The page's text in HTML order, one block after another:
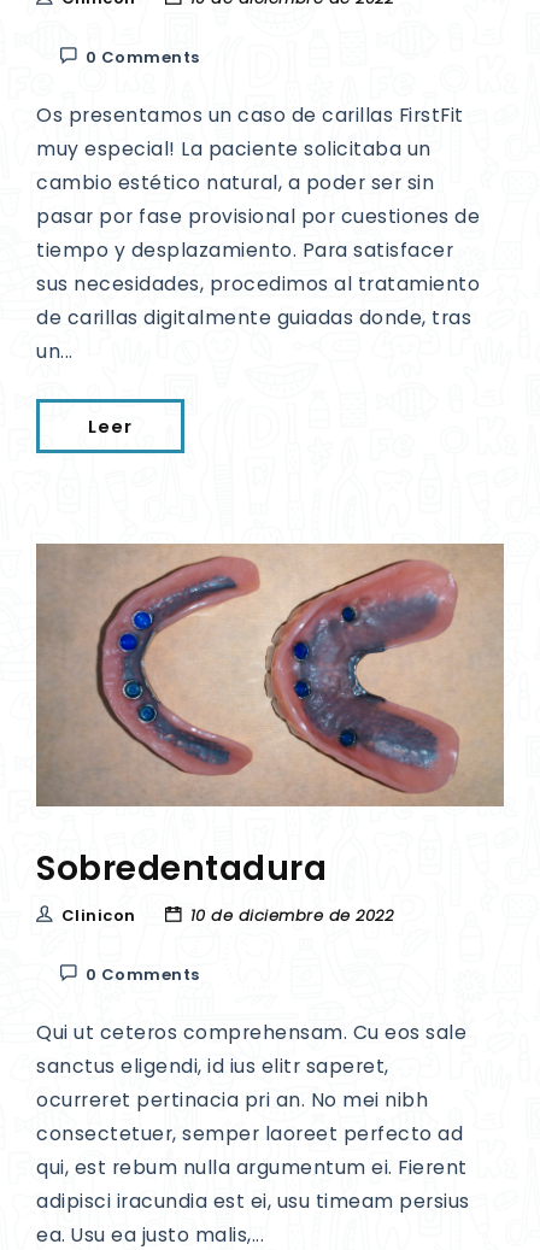
0 Comments
Os presentamos un caso de carillas FirstFit
muy especial! La paciente solicitaba un
cambio estético natural, a poder ser sin
pasar por fase provisional por cuestiones de
tiempo y desplazamiento. Para satisfacer
sus necesidades, procedimos al tratamiento
de carillas digitalmente guiadas donde, tras
un...
Leer
Sobredentadura
Clinicon 10 de diciembre de 2022
0 Comments
Qui ut ceteros comprehensam. Cu eos sale
sanctus eligendi, id ius elitr saperet,
ocurreret pertinacia pri an. No mei nibh
consectetuer, semper laoreet perfecto ad
qui, est rebum nulla argumentum ei. Fierent
adipisci iracundia est ei, usu timeam persius
ea. Usu ea justo malis,...